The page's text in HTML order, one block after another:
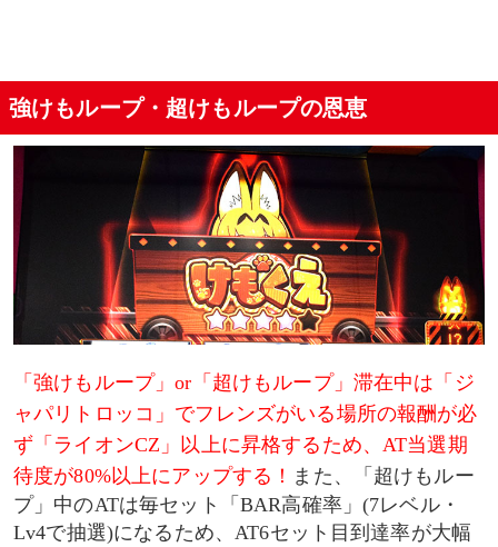
強けもループ・超けもループの恩恵
「強けもループ」or「超けもループ」滞在中は「ジ
ャパリトロッコ」でフレンズがいる場所の報酬が必
ず「ライオンCZ」以上に昇格するため、AT当選期
待度が80%以上にアップする！ また、「超けもルー
プ」中のATは毎セット「BAR高確率」(7レベル・
Lv4で抽選)になるため、AT6セット目到達率が大幅